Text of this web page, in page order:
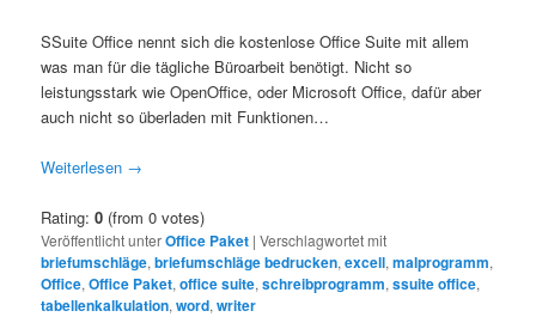
SSuite Office nennt sich die kostenlose Office Suite mit allem
was man für die tägliche Büroarbeit benötigt. Nicht so
leistungsstark wie OpenOffice, oder Microsoft Office, dafür aber
auch nicht so überladen mit Funktionen…
Weiterlesen →
Rating:0 (from 0 votes)
Veröffentlicht unterOffice Paket |Verschlagwortet mit
briefumschläge,briefumschläge bedrucken,excell,malprogramm,
Office,Office Paket,office suite,schreibprogramm,ssuite office,
tabellenkalkulation,word,writer